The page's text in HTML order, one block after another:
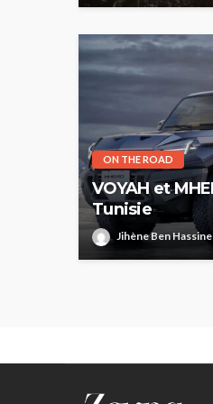
ON THE ROAD
VOYAH et
Tunisie
Jihène Ben Hassine